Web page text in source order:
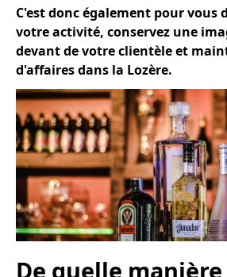
C'est donc également pour vous
votre activité, conservez une
devant de votre clientèle et
d'affaires dans la Lozère.
De quelle manière